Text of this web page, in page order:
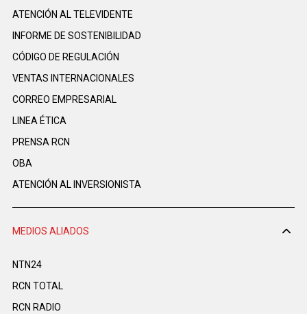
ATENCIÓN AL TELEVIDENTE
INFORME DE SOSTENIBILIDAD
CÓDIGO DE REGULACIÓN
VENTAS INTERNACIONALES
CORREO EMPRESARIAL
LINEA ÉTICA
PRENSA RCN
OBA
ATENCIÓN AL INVERSIONISTA
MEDIOS ALIADOS
NTN24
RCN TOTAL
RCN RADIO